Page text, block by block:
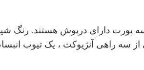
دارای درپوش هستند. رنگ
سه راهی آنژیوکت ، یک تیوب